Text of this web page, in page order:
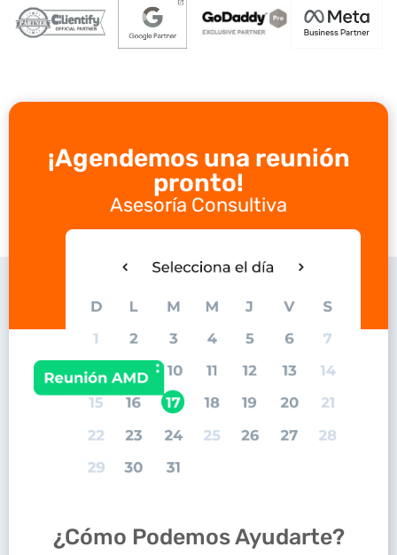
¡Agendemos una reunión
pronto!
Asesoría Consultiva
¿Cómo Podemos Ayudarte?